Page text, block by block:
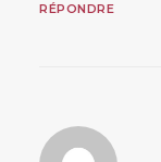
RÉPONDRE